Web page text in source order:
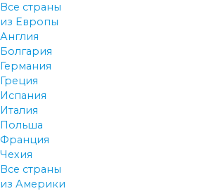
Все страны
из Европы
Англия
Болгария
Германия
Греция
Испания
Италия
Польша
Франция
Чехия
Все страны
из Америки